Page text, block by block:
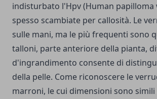
indisturbato l'Hpv (Human papilloma
spesso scambiate per callosità. Le
sulle mani, ma le più frequenti sono
talloni, parte anteriore della pianta,
d'ingrandimento consente di
della pelle. Come riconoscere le
marroni, le cui dimensioni sono